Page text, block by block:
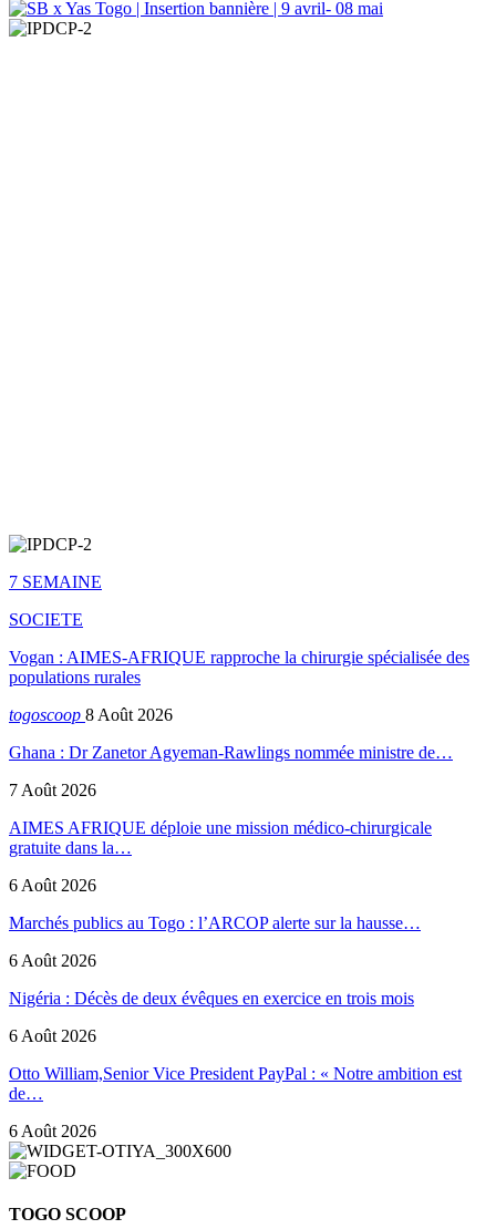
7 SEMAINE
SOCIETE
Vogan : AIMES-AFRIQUE rapproche la chirurgie spécialisée des
populations rurales
togoscoop 8 Août 2026
Ghana : Dr Zanetor Agyeman-Rawlings nommée ministre de…
7 Août 2026
AIMES AFRIQUE déploie une mission médico-chirurgicale
gratuite dans la…
6 Août 2026
Marchés publics au Togo : l’ARCOP alerte sur la hausse…
6 Août 2026
Nigéria : Décès de deux évêques en exercice en trois mois
6 Août 2026
Otto William,Senior Vice President PayPal : « Notre ambition est
de…
6 Août 2026
TOGO SCOOP